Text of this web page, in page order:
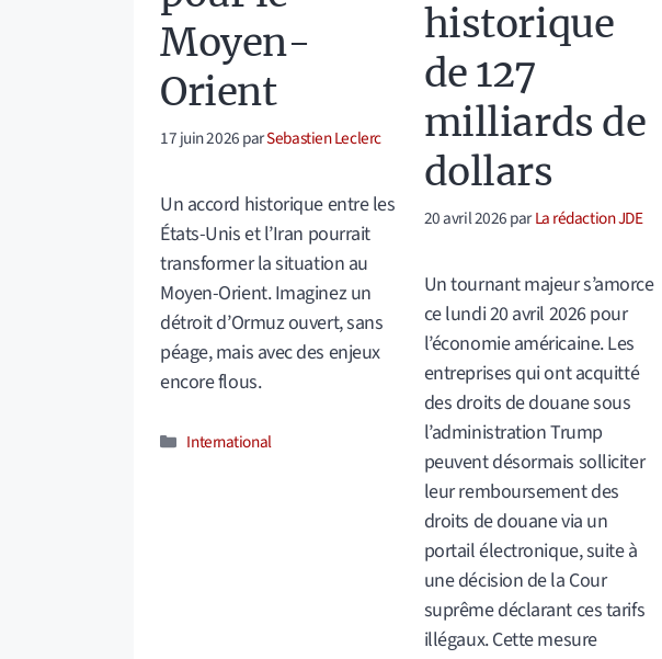
Moyen-
Orient
17 juin 2026parSebastien Leclerc
Un accord historique entre les
États-Unis et l’Iran pourrait
transformer la situation au
Moyen-Orient. Imaginez un
détroit d’Ormuz ouvert, sans
péage, mais avec des enjeux
encore flous.
Catégories
International
historique
de 127
milliards de
dollars
20 avril 2026parLa rédaction JDE
Un tournant majeur s’amorce
ce lundi 20 avril 2026 pour
l’économie américaine. Les
entreprises qui ont acquitté
des droits de douane sous
l’administration Trump
peuvent désormais solliciter
leur remboursement des
droits de douane via un
portail électronique, suite à
une décision de la Cour
suprême déclarant ces tarifs
illégaux. Cette mesure